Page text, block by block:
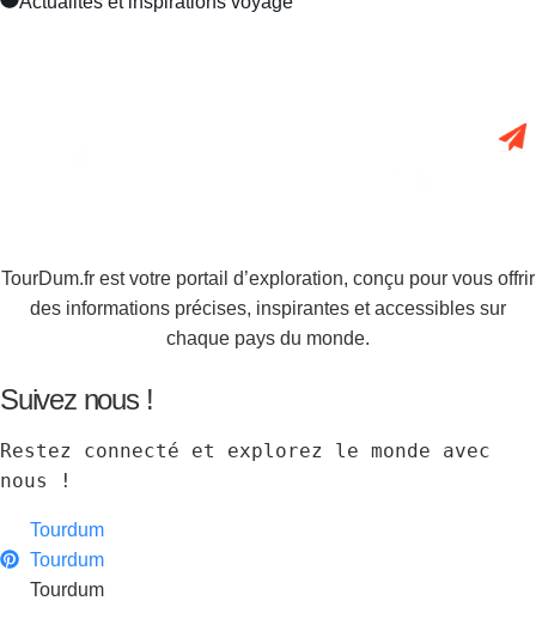
TourDum.fr est votre portail d’exploration, conçu pour vous offrir
des informations précises, inspirantes et accessibles sur
chaque pays du monde.
Suivez nous !
Restez connecté et explorez le monde avec
nous !
Tourdum
Tourdum
Tourdum